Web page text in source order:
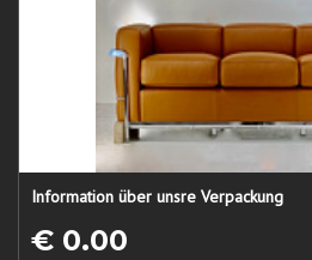
Information über unsre Verpackung
€ 0.00